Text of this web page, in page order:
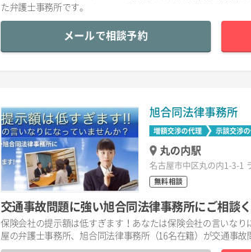
た弁護士事務所です。
メールで相談予約
旭合同法律事務所
増額交渉の代理 示談交渉
丸の内駅
名古屋市中区丸の内1-3-1
無料相談
交通事故問題に強い旭合同法律事務所にご相談く
保険会社の提示額は低すぎます！あなたは保険会社の言いな
屋の弁護士事務所、旭合同法律事務所（16名在籍）が交通事故